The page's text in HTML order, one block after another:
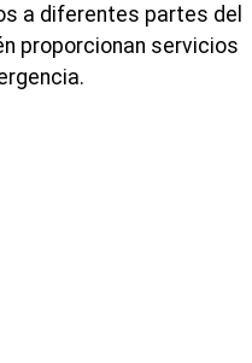
a diferentes partes del
proporcionan servicios